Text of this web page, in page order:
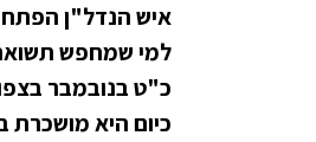
איש הנדל"ן הפתח
למי שמחפש תשואה